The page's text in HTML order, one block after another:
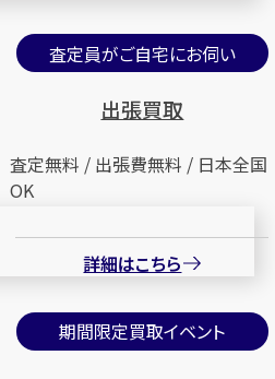
査定員がご自宅にお伺い
出張買取
査定無料 / 出張費無料 / 日本全国
OK
詳細はこちら
期間限定買取イベント